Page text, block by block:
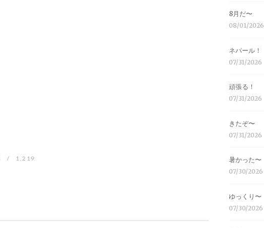
1,219
8月だ〜
08/01/2026
ネパール！
07/31/2026
頑張る！
07/31/2026
きたぞ〜
07/31/2026
暑かった〜
07/30/2026
ゆっくり〜
07/30/2026